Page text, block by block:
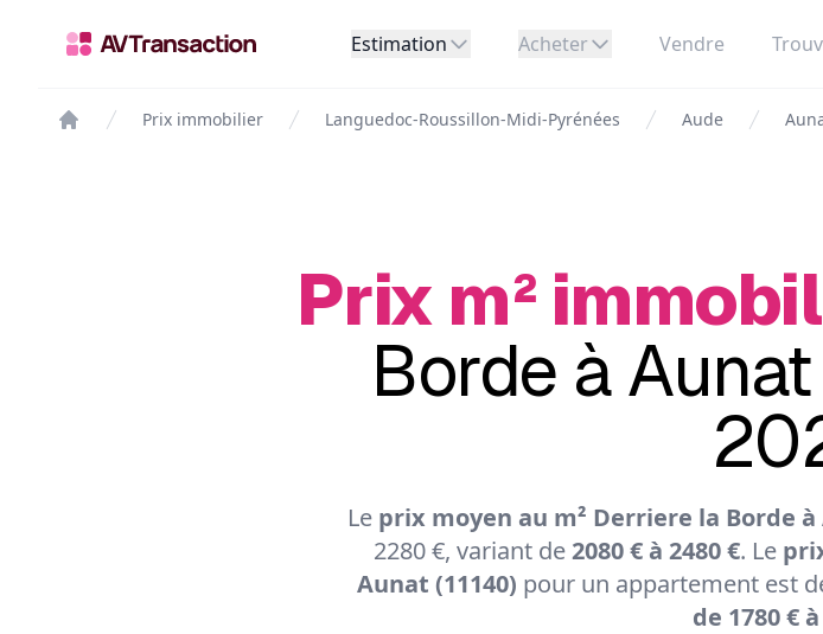
Estimation Acheter Vendre
Prix immobilier Languedoc-Roussillon-Midi-Pyrénées Aude
Prix m²
Borde à Aunat
Le prix moyen au m² Derriere la Borde à
2280 €, variant de2080 € à 2480 €. Le
Aunat (11140) pour un appartement est
de 1780 €